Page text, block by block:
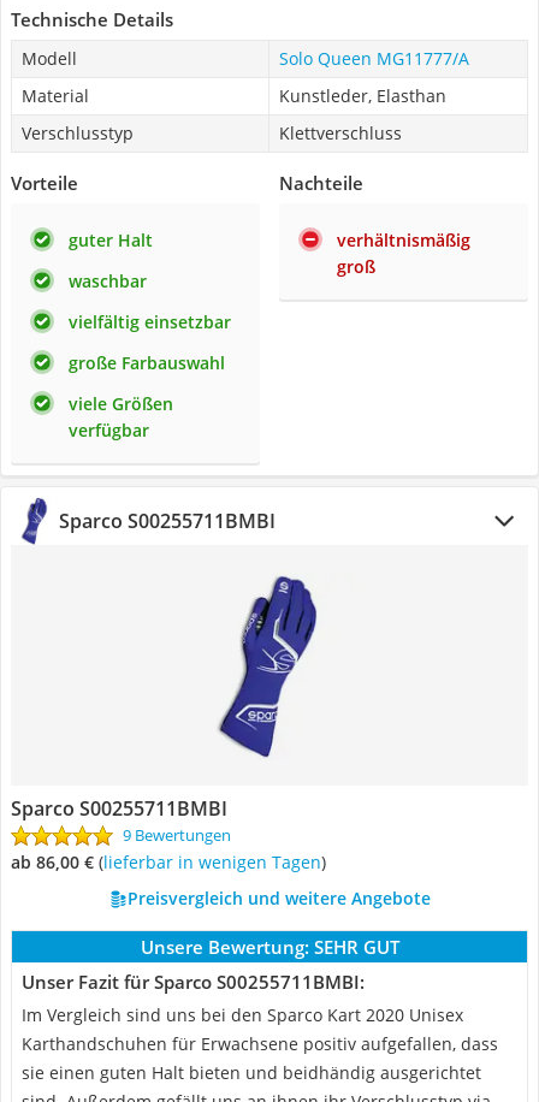
Technische Details
Modell
Solo Queen MG11777/A
Material
Kunstleder, Elasthan
Verschlusstyp
Klettverschluss
Vorteile
guter Halt
waschbar
vielfältig einsetzbar
große Farbauswahl
viele Größen
verfügbar
Nachteile
verhältnismäßig
groß
Sparco S00255711BMBI
Sparco S00255711BMBI
9 Bewertungen
ab 86,00 € ( Lieferbar in wenigen Tagen)
Preisvergleich und weitere Angebote
Unsere Bewertung: SEHR GUT
Unser Fazit für Sparco S00255711BMBI:
Im Vergleich sind uns bei den Sparco Kart 2020 Unisex
Karthandschuhen für Erwachsene positiv aufgefallen, dass
sie einen guten Halt bieten und beidhändig ausgerichtet